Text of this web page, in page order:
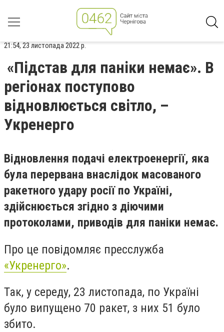
21:54, 23 листопада 2022 р.
«Підстав для паніки немає». В
регіонах поступово
відновлюється світло, –
Укренерго
Відновлення подачі електроенергії, яка
була перервана внаслідок масованого
ракетного удару росії по Україні,
здійснюється згідно з діючими
протоколами, приводів для паніки немає.
Про це повідомляє пресслужба
«Укренерго».
Так, у середу, 23 листопада, по Україні
було випущено 70 ракет, з них 51 було
збито.